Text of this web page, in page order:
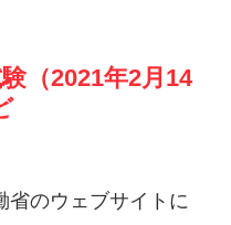
（2021年2月14
省のウェブサイトに